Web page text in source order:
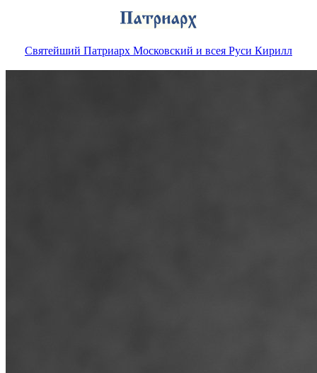
Святейший Патриарх Московский и всея Руси Кирилл